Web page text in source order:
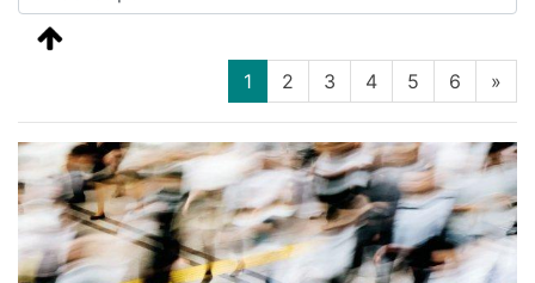
1 (current)
2 3 4 5 6 »